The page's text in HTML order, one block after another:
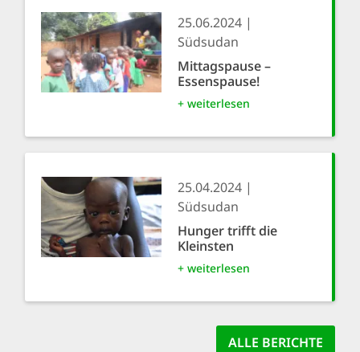
25.06.2024
Südsudan
Mittagspause –
Essenspause!
+ weiterlesen
25.04.2024
Südsudan
Hunger trifft die
Kleinsten
+ weiterlesen
ALLE BERICHTE